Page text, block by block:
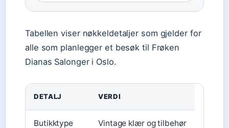
Tabellen viser nøkkeldetaljer som gjelder for
alle som planlegger et besøk til Frøken
Dianas Salonger i Oslo.
DETALJ VERDI
Butikktype Vintage klær og tilbehør